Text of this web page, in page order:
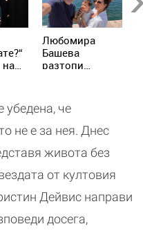
Любомира
Башева
разтопи
с Башар Рахал
и малкия им
син
убедена, че
не е за нея. Днес
живота без
от култовия
Дейвис направи
досега,